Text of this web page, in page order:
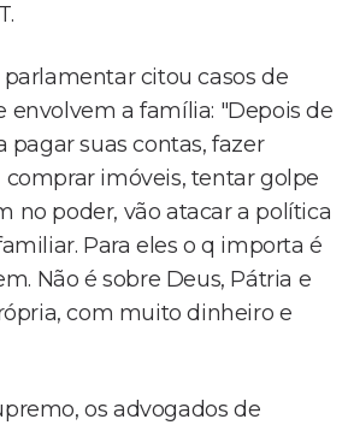
parlamentar citou casos de
envolvem a família: "Depois de
pagar suas contas, fazer
comprar imóveis, tentar golpe
no poder, vão atacar a política
Para eles o q importa é
Não é sobre Deus, Pátria e
com muito dinheiro e
os advogados de